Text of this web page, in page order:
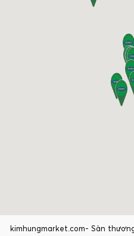
kimhungmarket.com- Sàn